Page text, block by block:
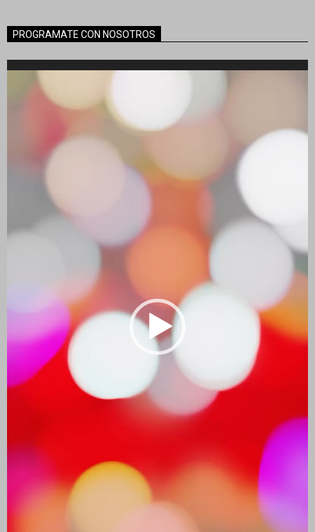
PROGRAMATE CON NOSOTROS
Reproductor